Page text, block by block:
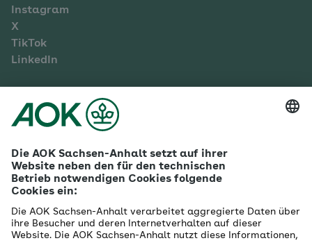
Instagram
X
TikTok
LinkedIn
Mehr zur AOK Sachsen-Anhalt
Karriere
Betriebliches Gesundheitsmanagement
Firmenkunden
Gesundheitspartner
Betreuer- & Bevollmächtigte
Die AOK - Wir über uns